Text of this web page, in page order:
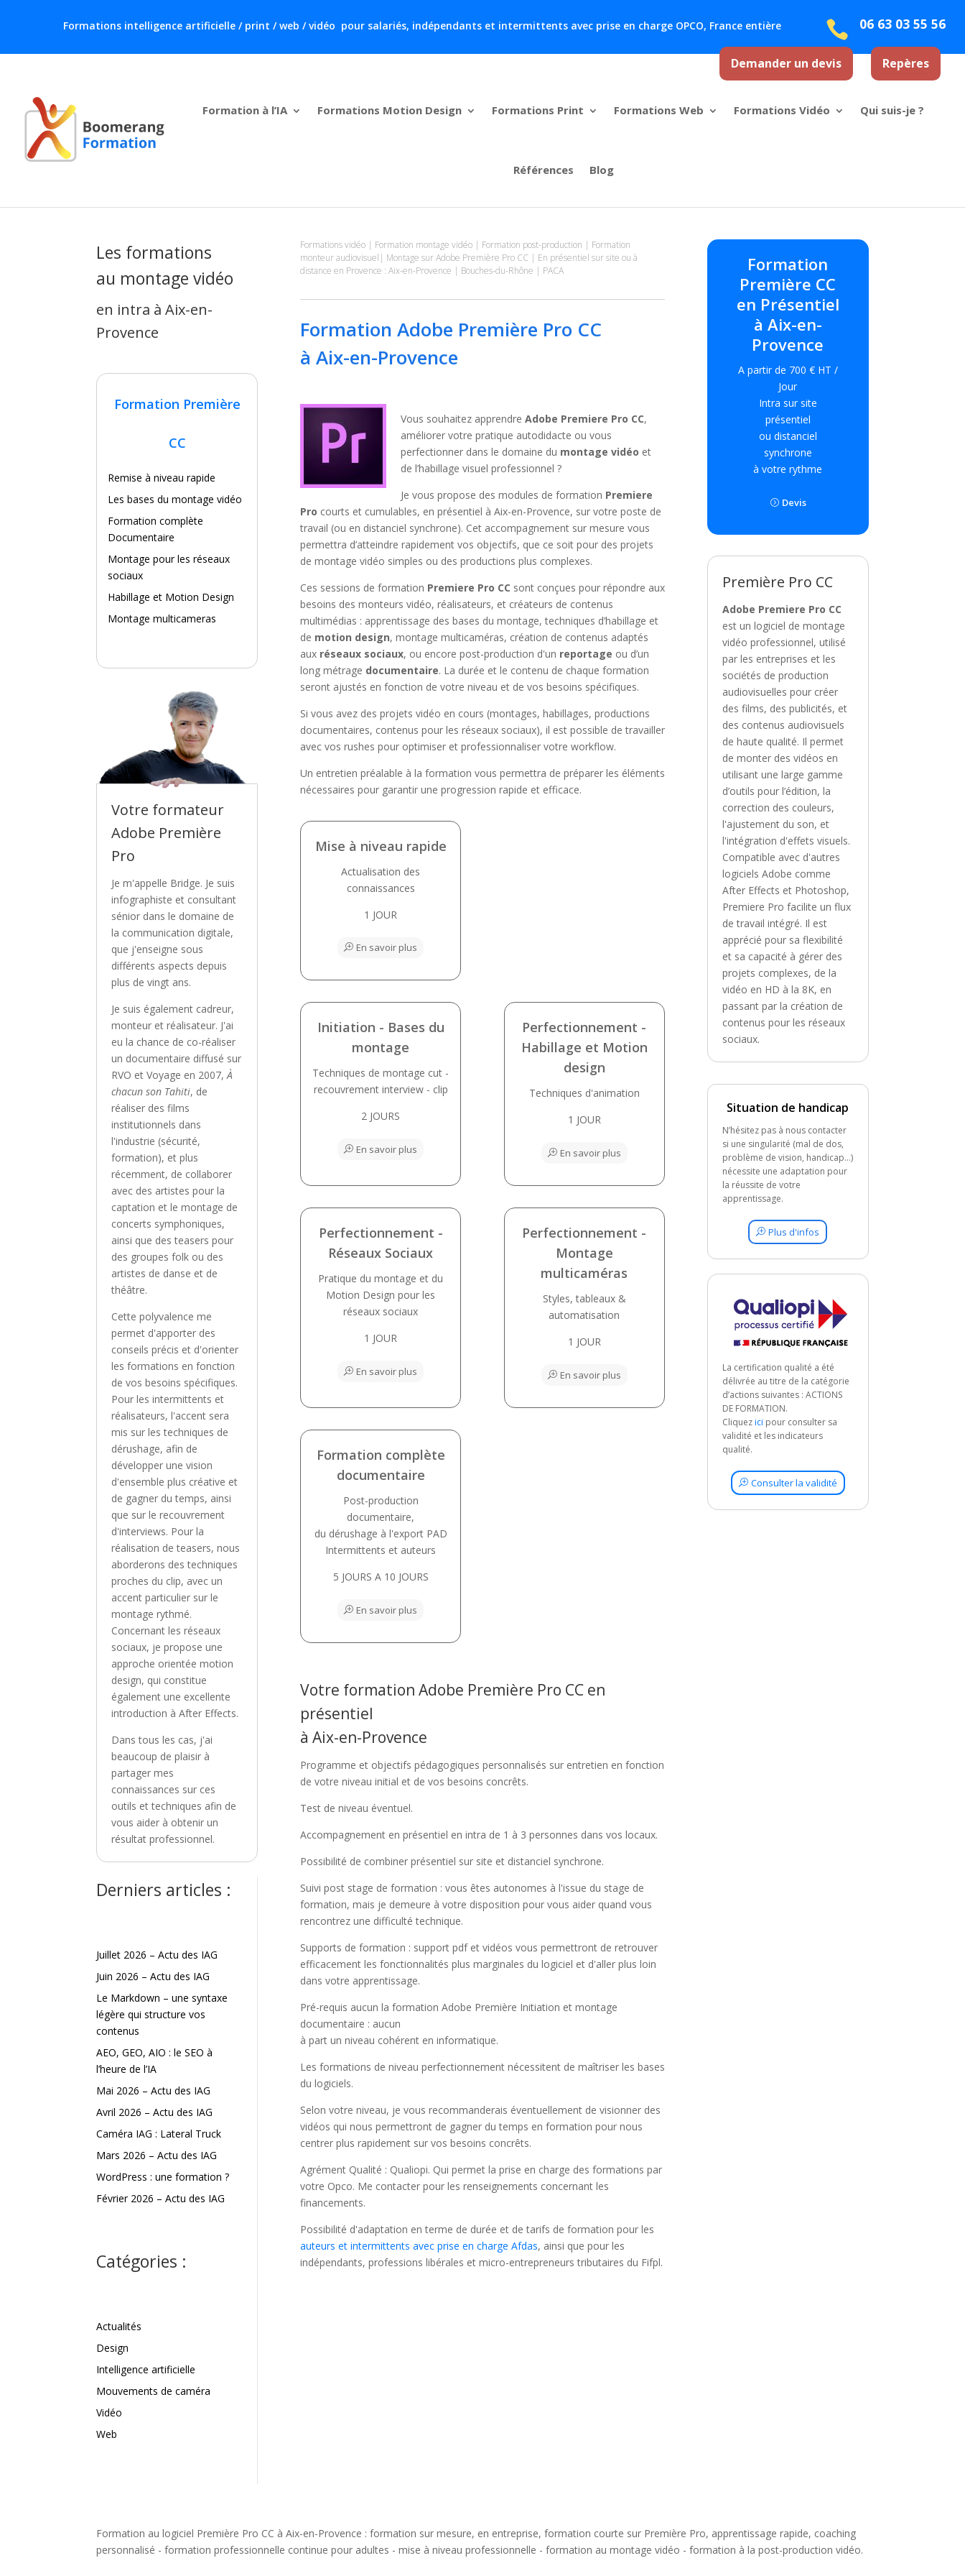
Formations intelligence artificielle / print / web / vidéo pour salariés, indépendants et intermittents avec prise en charge OPCO, France entière  06 63 03 55 56
Demander un devis Repères
Formation à l’IA Formations Motion Design Formations Print Formations Web Formations Vidéo Qui suis-je ?
Références Blog
Les formations
au montage vidéo
en intra à Aix-en-
Provence
Formation Première
CC
Remise à niveau rapide
Les bases du montage vidéo
Formation complète
Documentaire
Montage pour les réseaux
sociaux
Habillage et Motion Design
Montage multicameras
Votre formateur
Adobe Première
Pro
Je m'appelle Bridge. Je suis
infographiste et consultant
sénior dans le domaine de
la communication digitale,
que j'enseigne sous
différents aspects depuis
plus de vingt ans.
Je suis également cadreur,
monteur et réalisateur. J'ai
eu la chance de co-réaliser
un documentaire diffusé sur
RVO et Voyage en 2007,À
chacun son Tahiti, de
réaliser des films
institutionnels dans
l'industrie (sécurité,
formation), et plus
récemment, de collaborer
avec des artistes pour la
captation et le montage de
concerts symphoniques,
ainsi que des teasers pour
des groupes folk ou des
artistes de danse et de
théâtre.
Cette polyvalence me
permet d'apporter des
conseils précis et d'orienter
les formations en fonction
de vos besoins spécifiques.
Pour les intermittents et
réalisateurs, l'accent sera
mis sur les techniques de
dérushage, afin de
développer une vision
d'ensemble plus créative et
de gagner du temps, ainsi
que sur le recouvrement
d'interviews. Pour la
réalisation de teasers, nous
aborderons des techniques
proches du clip, avec un
accent particulier sur le
montage rythmé.
Concernant les réseaux
sociaux, je propose une
approche orientée motion
design, qui constitue
également une excellente
introduction à After Effects.
Dans tous les cas, j'ai
beaucoup de plaisir à
partager mes
connaissances sur ces
outils et techniques afin de
vous aider à obtenir un
résultat professionnel.
Derniers articles :
Juillet 2026 – Actu des IAG
Juin 2026 – Actu des IAG
Le Markdown – une syntaxe
légère qui structure vos
contenus
AEO, GEO, AIO : le SEO à
l’heure de l’IA
Mai 2026 – Actu des IAG
Avril 2026 – Actu des IAG
Caméra IAG : Lateral Truck
Mars 2026 – Actu des IAG
WordPress : une formation ?
Février 2026 – Actu des IAG
Catégories :
Actualités
Design
Intelligence artificielle
Mouvements de caméra
Vidéo
Web
Formations vidéo | Formation montage vidéo | Formation post-production | Formation
monteur audiovisuel| Montage sur Adobe Première Pro CC | En présentiel sur site ou à
distance en Provence : Aix-en-Provence | Bouches-du-Rhône | PACA
Formation Adobe Première Pro CC
à Aix-en-Provence
Vous souhaitez apprendre Adobe Premiere Pro CC,
améliorer votre pratique autodidacte ou vous
perfectionner dans le domaine du montage vidéo et
de l’habillage visuel professionnel ?
Je vous propose des modules de formation Premiere
Pro courts et cumulables, en présentiel à Aix-en-Provence, sur votre poste de
travail (ou en distanciel synchrone). Cet accompagnement sur mesure vous
permettra d’atteindre rapidement vos objectifs, que ce soit pour des projets
de montage vidéo simples ou des productions plus complexes.
Ces sessions de formation Premiere Pro CC sont conçues pour répondre aux
besoins des monteurs vidéo, réalisateurs, et créateurs de contenus
multimédias : apprentissage des bases du montage, techniques d’habillage et
de motion design, montage multicaméras, création de contenus adaptés
aux réseaux sociaux, ou encore post-production d'un reportage ou d’un
long métrage documentaire. La durée et le contenu de chaque formation
seront ajustés en fonction de votre niveau et de vos besoins spécifiques.
Si vous avez des projets vidéo en cours (montages, habillages, productions
documentaires, contenus pour les réseaux sociaux), il est possible de travailler
avec vos rushes pour optimiser et professionnaliser votre workflow.
Un entretien préalable à la formation vous permettra de préparer les éléments
nécessaires pour garantir une progression rapide et efficace.
Mise à niveau rapide
Actualisation des
connaissances
1 JOUR
En savoir plus
Initiation - Bases du
montage
Techniques de montage cut -
recouvrement interview - clip
2 JOURS
En savoir plus
Perfectionnement -
Habillage et Motion
design
Techniques d'animation
1 JOUR
En savoir plus
Perfectionnement -
Réseaux Sociaux
Pratique du montage et du
Motion Design pour les
réseaux sociaux
1 JOUR
En savoir plus
Perfectionnement -
Montage
multicaméras
Styles, tableaux &
automatisation
1 JOUR
En savoir plus
Formation complète
documentaire
Post-production
documentaire,
du dérushage à l'export PAD
Intermittents et auteurs
5 JOURS A 10 JOURS
En savoir plus
Votre formation Adobe Première Pro CC en
présentiel
à Aix-en-Provence
Programme et objectifs pédagogiques personnalisés sur entretien en fonction
de votre niveau initial et de vos besoins concrêts.
Test de niveau éventuel.
Accompagnement en présentiel en intra de 1 à 3 personnes dans vos locaux.
Possibilité de combiner présentiel sur site et distanciel synchrone.
Suivi post stage de formation : vous êtes autonomes à l'issue du stage de
formation, mais je demeure à votre disposition pour vous aider quand vous
rencontrez une difficulté technique.
Supports de formation : support pdf et vidéos vous permettront de retrouver
efficacement les fonctionnalités plus marginales du logiciel et d'aller plus loin
dans votre apprentissage.
Pré-requis aucun la formation Adobe Première Initiation et montage
documentaire : aucun
à part un niveau cohérent en informatique.
Les formations de niveau perfectionnement nécessitent de maîtriser les bases
du logiciels.
Selon votre niveau, je vous recommanderais éventuellement de visionner des
vidéos qui nous permettront de gagner du temps en formation pour nous
centrer plus rapidement sur vos besoins concrêts.
Agrément Qualité : Qualiopi. Qui permet la prise en charge des formations par
votre Opco. Me contacter pour les renseignements concernant les
financements.
Possibilité d'adaptation en terme de durée et de tarifs de formation pour les
auteurs et intermittents avec prise en charge Afdas, ainsi que pour les
indépendants, professions libérales et micro-entrepreneurs tributaires du Fifpl.
Formation
Première CC
en Présentiel
à Aix-en-
Provence
A partir de 700 € HT /
Jour
Intra sur site
présentiel
ou distanciel
synchrone
à votre rythme
Devis
Première Pro CC
Adobe Premiere Pro CC
est un logiciel de montage
vidéo professionnel, utilisé
par les entreprises et les
sociétés de production
audiovisuelles pour créer
des films, des publicités, et
des contenus audiovisuels
de haute qualité. Il permet
de monter des vidéos en
utilisant une large gamme
d’outils pour l’édition, la
correction des couleurs,
l'ajustement du son, et
l'intégration d'effets visuels.
Compatible avec d'autres
logiciels Adobe comme
After Effects et Photoshop,
Premiere Pro facilite un flux
de travail intégré. Il est
apprécié pour sa flexibilité
et sa capacité à gérer des
projets complexes, de la
vidéo en HD à la 8K, en
passant par la création de
contenus pour les réseaux
sociaux.
Situation de handicap
N’hésitez pas à nous contacter
si une singularité (mal de dos,
problème de vision, handicap…)
nécessite une adaptation pour
la réussite de votre
apprentissage.
Plus d'infos
La certification qualité a été
délivrée au titre de la catégorie
d’actions suivantes : ACTIONS
DE FORMATION.
Cliquezici pour consulter sa
validité et les indicateurs
qualité.
Consulter la validité
Formation au logiciel Première Pro CC à Aix-en-Provence : formation sur mesure, en entreprise, formation courte sur Première Pro, apprentissage rapide, coaching
personnalisé - formation professionnelle continue pour adultes - mise à niveau professionnelle - formation au montage vidéo - formation à la post-production vidéo.